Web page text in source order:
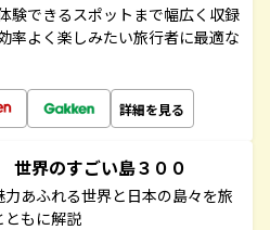
験できるスポットまで幅広く収録
率よく楽しみたい旅行者に最適な
詳細を見る
世界のすごい島３００
力あふれる世界と日本の島々を旅
ともに解説